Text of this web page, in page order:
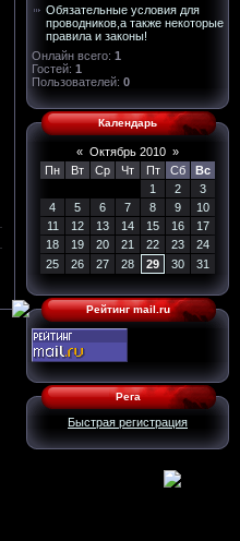
Обязательные условия для
проводников,а также некоторые
правила и законы!
Онлайн всего: 1
Гостей: 1
Пользователей: 0
Календарь
« Октябрь 2010 »
Пн
Вт Ср Чт Пт Сб
Вс
1
2
3
4
5 6 7 8 9
10
11
12 13 14 15 16
17
18
19 20 21 22 23
24
25
26 27 28 29 30 31
Рейтинг mail.ru
Рега
Быстрая регистрация